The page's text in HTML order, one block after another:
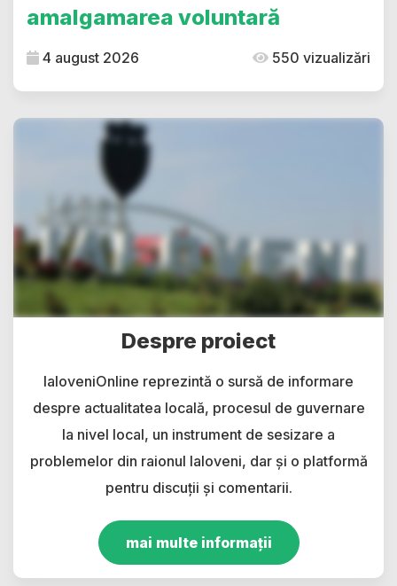
amalgamarea voluntară
4 august 2026 550 vizualizări
Despre proiect
IaloveniOnline reprezintă o sursă de informare
despre actualitatea locală, procesul de guvernare
la nivel local, un instrument de sesizare a
problemelor din raionul Ialoveni, dar și o platformă
pentru discuții și comentarii.
mai multe informații